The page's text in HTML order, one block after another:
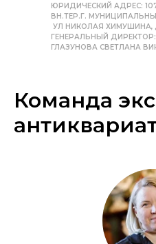
ЮРИДИЧЕСКИЙ АДРЕС:
ВН.ТЕР.Г.
УЛ НИКОЛАЯ ХИМУШИНА,
ГЕНЕРАЛЬНЫЙ ДИРЕКТОР:
ГЛАЗУНОВА СВЕТЛАНА
Команда